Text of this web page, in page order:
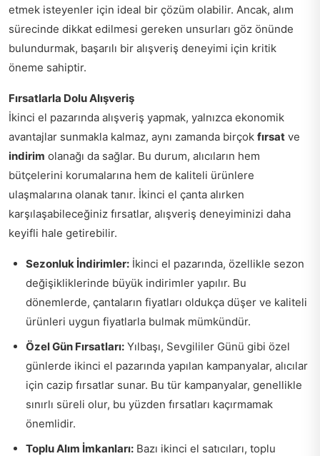
etmek isteyenler için ideal bir çözüm olabilir. Ancak, alım
sürecinde dikkat edilmesi gereken unsurları göz önünde
bulundurmak, başarılı bir alışveriş deneyimi için kritik
öneme sahiptir.
Fırsatlarla Dolu Alışveriş
İkinci el pazarında alışveriş yapmak, yalnızca ekonomik
avantajlar sunmakla kalmaz, aynı zamanda birçok fırsat ve
indirim olanağı da sağlar. Bu durum, alıcıların hem
bütçelerini korumalarına hem de kaliteli ürünlere
ulaşmalarına olanak tanır. İkinci el çanta alırken
karşılaşabileceğiniz fırsatlar, alışveriş deneyiminizi daha
keyifli hale getirebilir.
Sezonluk İndirimler: İkinci el pazarında, özellikle sezon
değişikliklerinde büyük indirimler yapılır. Bu
dönemlerde, çantaların fiyatları oldukça düşer ve kaliteli
ürünleri uygun fiyatlarla bulmak mümkündür.
Özel Gün Fırsatları: Yılbaşı, Sevgililer Günü gibi özel
günlerde ikinci el pazarında yapılan kampanyalar, alıcılar
için cazip fırsatlar sunar. Bu tür kampanyalar, genellikle
sınırlı süreli olur, bu yüzden fırsatları kaçırmamak
önemlidir.
Toplu Alım İmkanları: Bazı ikinci el satıcıları, toplu